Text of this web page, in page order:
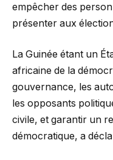
empêcher des
présenter aux
La Guinée étant un
africaine de la
gouvernance, les
les opposants
civile, et garantir un
démocratique, a